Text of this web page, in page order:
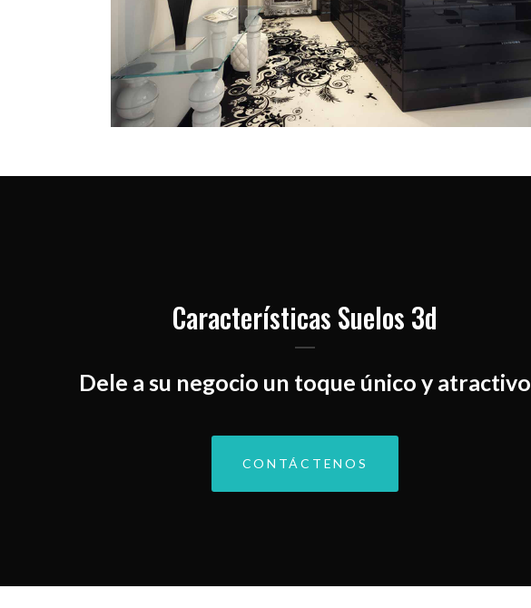
Características Suelos 3d
Dele a su negocio un toque único y atractivo
CONTÁCTENOS